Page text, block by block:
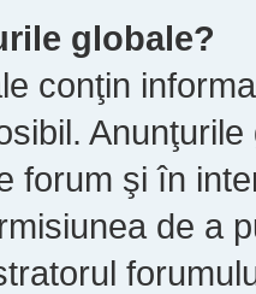
globale?
conţin
forum şi în
de a